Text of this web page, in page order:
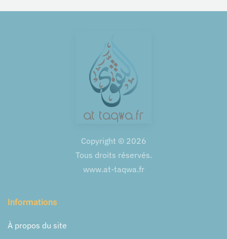
Copyright © 2026
Tous droits réservés.
www.at-taqwa.fr
Informations
À propos du site